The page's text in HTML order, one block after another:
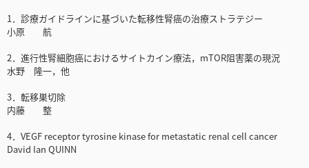
1．診療ガイドラインに基づいた転移性腎癌の治療ストラテジー
小原 航
2．進行性腎細胞癌におけるサイトカイン療法，mTOR阻害薬の現況
水野 隆一，他
3．転移巣切除
内藤 整
4．VEGF receptor tyrosine kinase for metastatic renal cell cancer
David Ian QUINN